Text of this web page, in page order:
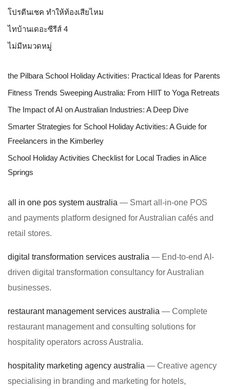
โปรตีนเชค ทำให้ท้องเสียไหม
ไทบ้านเดอะซีรีส์ 4
ไม่มีหมวดหมู่
the Pilbara School Holiday Activities: Practical Ideas for Parents
Fitness Trends Sweeping Australia: From HIIT to Yoga Retreats
The Impact of AI on Australian Industries: A Deep Dive
Smarter Strategies for School Holiday Activities: A Guide for
Freelancers in the Kimberley
School Holiday Activities Checklist for Local Tradies in Alice
Springs
all in one pos system australia — Smart all-in-one POS
and payments platform designed for Australian cafés and
retail stores.
digital transformation services australia — End-to-end AI-
driven digital transformation consultancy for Australian
businesses.
restaurant management services australia — Complete
restaurant management and consulting solutions for
hospitality operators across Australia.
hospitality marketing agency australia — Creative agency
specialising in branding and marketing for hotels,